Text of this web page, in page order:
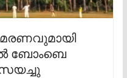
ബോംബെ